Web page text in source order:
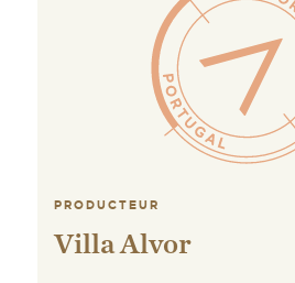
PRODUCTEUR
Villa Alvor